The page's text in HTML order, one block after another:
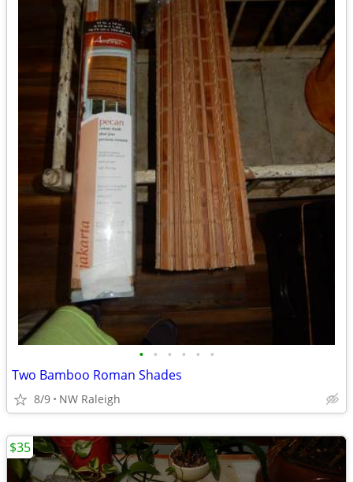
• • • • • •
Two Bamboo Roman Shades
8/9 NW Raleigh
$35